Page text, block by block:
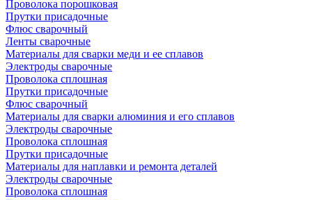
Проволока порошковая
Прутки присадочные
Флюс сварочный
Ленты сварочные
Материалы для сварки меди и ее сплавов
Электроды сварочные
Проволока сплошная
Прутки присадочные
Флюс сварочный
Материалы для сварки алюминия и его сплавов
Электроды сварочные
Проволока сплошная
Прутки присадочные
Материалы для наплавки и ремонта деталей
Электроды сварочные
Проволока сплошная